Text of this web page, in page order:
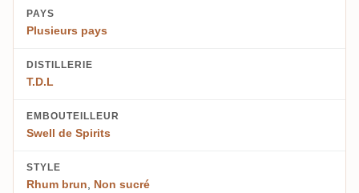
PAYS
Plusieurs pays
DISTILLERIE
T.D.L
EMBOUTEILLEUR
Swell de Spirits
STYLE
Rhum brun, Non sucré